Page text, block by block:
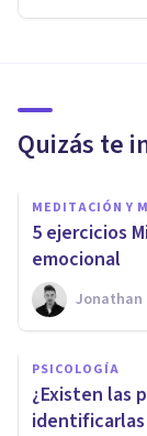
Quizás te
MEDITACIÓN Y
​5 ejercicios
emocional
Jonathan
PSICOLOGÍA
​¿Existen las
identificarlas